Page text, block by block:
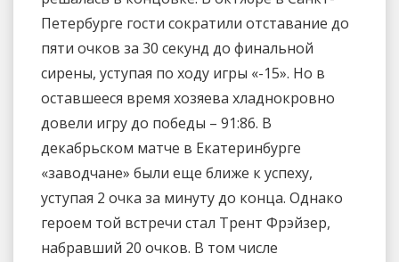
Петербурге гости сократили отставание до
пяти очков за 30 секунд до финальной
сирены, уступая по ходу игры «-15». Но в
оставшееся время хозяева хладнокровно
довели игру до победы – 91:86. В
декабрьском матче в Екатеринбурге
«заводчане» были еще ближе к успеху,
уступая 2 очка за минуту до конца. Однако
героем той встречи стал Трент Фрэйзер,
набравший 20 очков. В том числе